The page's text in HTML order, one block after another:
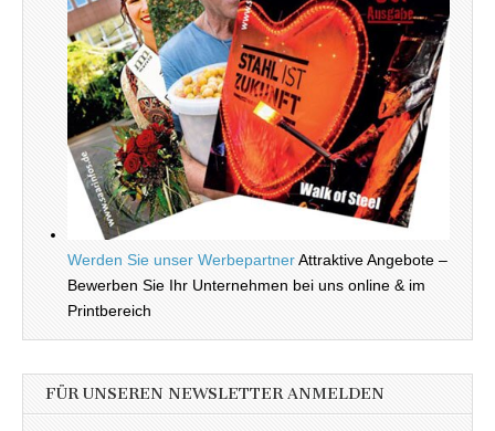
Werden Sie unser WerbepartnerAttraktive Angebote –
Bewerben Sie Ihr Unternehmen bei uns online & im
Printbereich
FÜR UNSEREN NEWSLETTER ANMELDEN